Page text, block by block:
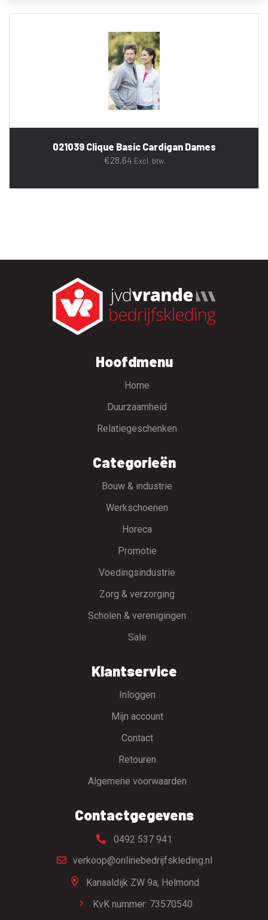
021039 Clique Basic Cardigan Dames
€28,64 Excl. btw.
Hoofdmenu
Home
Duurzaamheid
Relatiegeschenken
Categorieën
Bouw & industrie
Werkschoenen
Horeca
Promotie
Voedingsindustrie
Zorg & verzorging
Scholen & verenigingen
Sale
Klantservice
Inloggen
Mijn account
Contact
Retouren
Algemene voorwaarden
Contactgegevens
0492 537 941
verkoop@onlinebedrijfskleding.nl
Kanaaldijk ZW 9a, Helmond
KvK nummer: 73570540